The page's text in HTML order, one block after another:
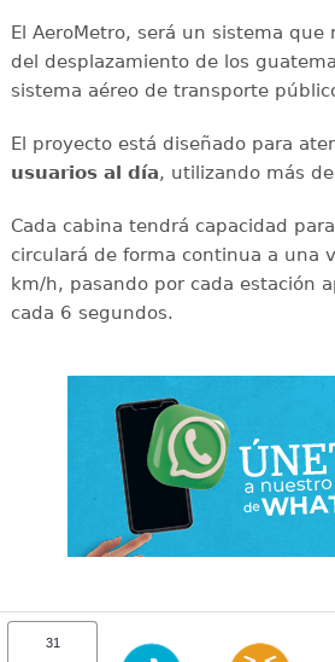
El AeroMetro, será un sistema que
del desplazamiento de los
sistema aéreo de transporte
El proyecto está diseñado para
usuarios al día, utilizando más de
Cada cabina tendrá capacidad
circulará de forma continua a una
km/h, pasando por cada estación
cada 6 segundos.
31